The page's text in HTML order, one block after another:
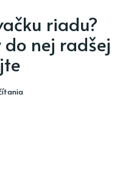
riadu?
nej radšej